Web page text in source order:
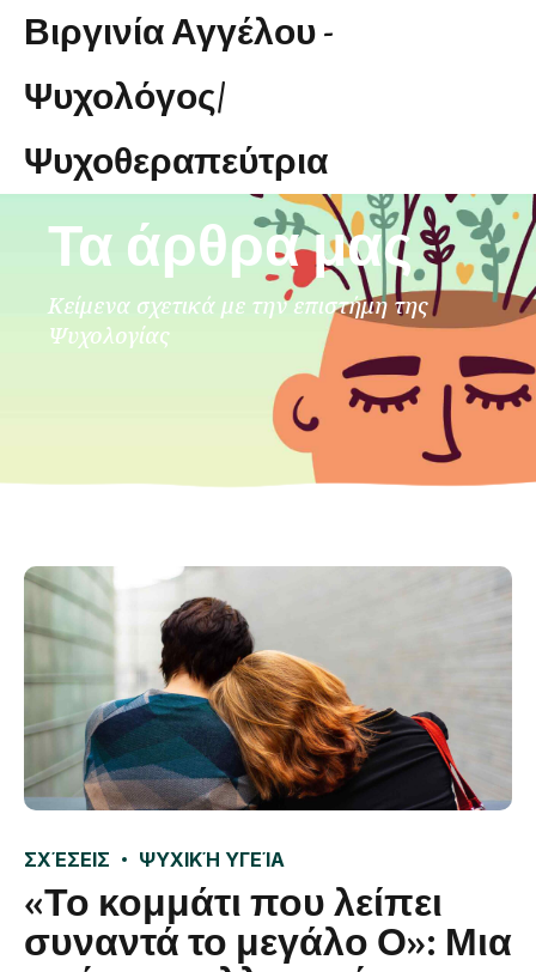
Βιργινία Αγγέλου -
Ψυχολόγος/
Ψυχοθεραπεύτρια
Τα άρθρα μας
Κείμενα σχετικά με την επιστήμη της
Ψυχολογίας
ΣΧΈΣΕΙΣ ΨΥΧΙΚΉ ΥΓΕΊΑ
«Το κομμάτι που λείπει
συναντά το μεγάλο Ο»: Μια